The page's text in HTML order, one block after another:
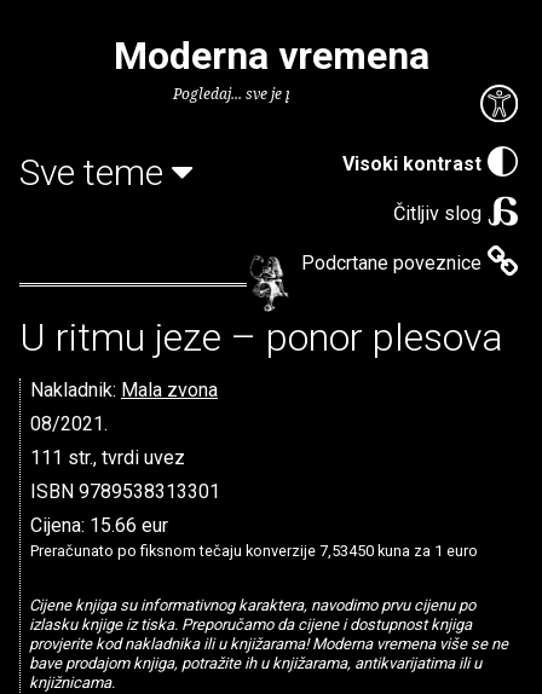
Visoki kontrast
Čitljiv slog
Podcrtane poveznice
Moderna vremena
Pogledaj... sve je puno knjiga.
Sve teme
U ritmu jeze – ponor plesova
Nakladnik: Mala zvona
08/2021.
111 str., tvrdi uvez
ISBN 9789538313301
Cijena: 15.66 eur
Preračunato po fiksnom tečaju konverzije 7,53450 kuna za 1 euro
Cijene knjiga su informativnog karaktera, navodimo prvu cijenu po
izlasku knjige iz tiska. Preporučamo da cijene i dostupnost knjiga
provjerite kod nakladnika ili u knjižarama! Moderna vremena više se ne
bave prodajom knjiga, potražite ih u knjižarama, antikvarijatima ili u
knjižnicama.